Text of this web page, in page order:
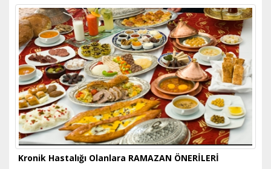
Kronik Hastalığı Olanlara RAMAZAN ÖNERİLERİ